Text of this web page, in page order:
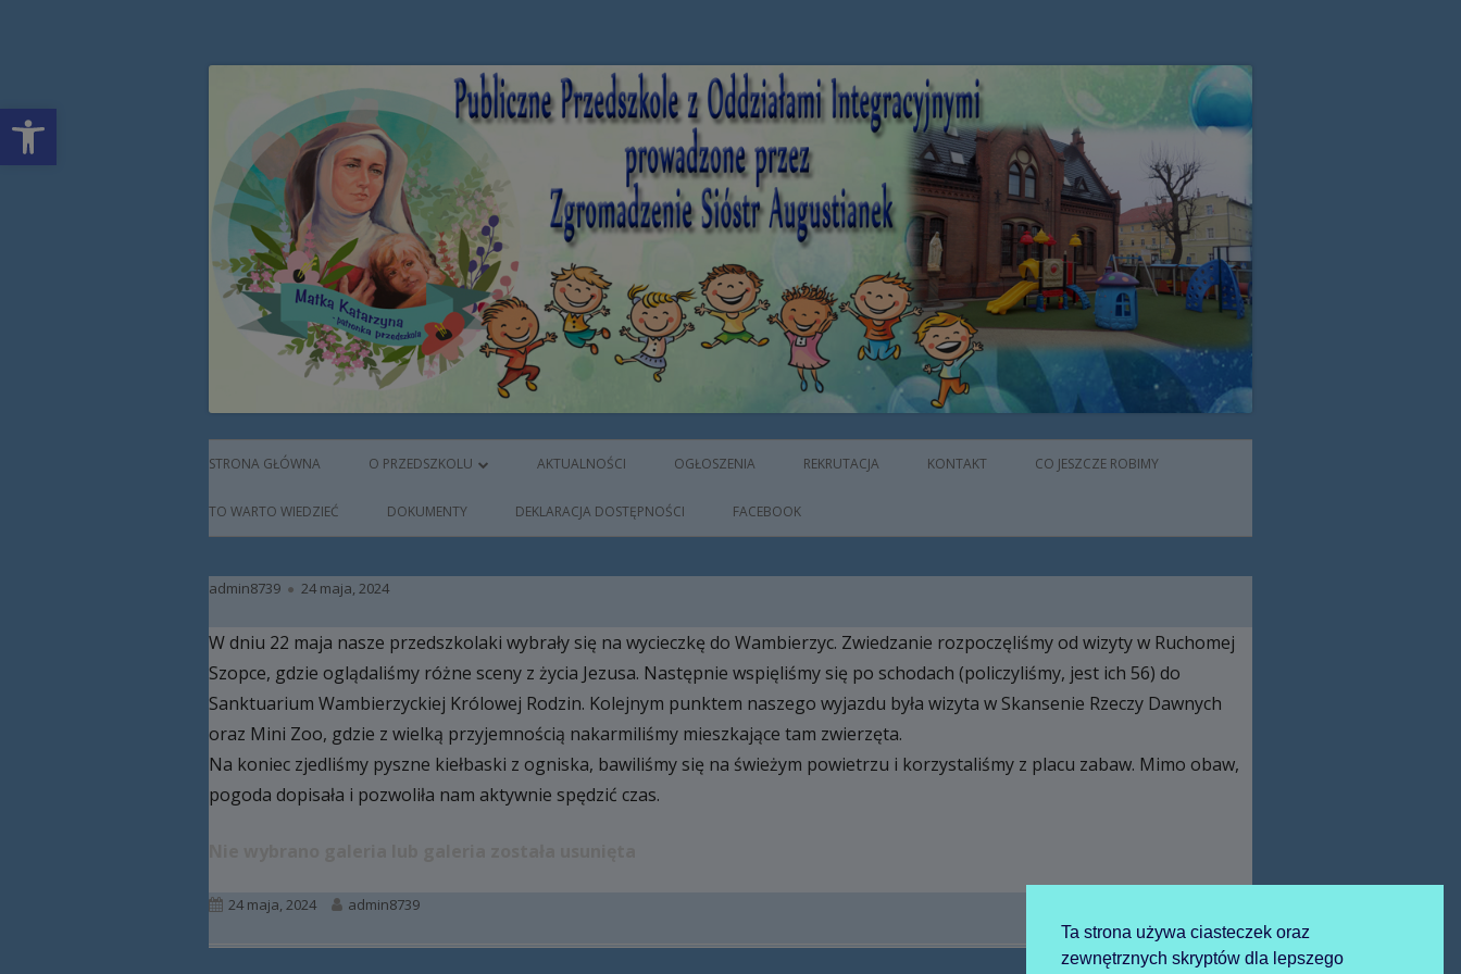
Open toolbar
Publiczne Przedszkole z Oddziałami Integracyjnymi prowadzone przez Zgromadzenie Sióstr
Augustianek
Menu
główne
STRONA GŁÓWNA O PRZEDSZKOLU
HISTORIA
RAMOWY PLAN DNIA
ZAJĘCIA
RODO
AKTUALNOŚCI OGŁOSZENIA REKRUTACJA KONTAKT CO JESZCZE ROBIMY
TO WARTO WIEDZIEĆ DOKUMENTY DEKLARACJA DOSTĘPNOŚCI FACEBOOK
Autor
admin8739 Opublikowano
24 maja, 2024
W dniu 22 maja nasze przedszkolaki wybrały się na wycieczkę do Wambierzyc. Zwiedzanie rozpoczęliśmy od wizyty w Ruchomej
Szopce, gdzie oglądaliśmy różne sceny z życia Jezusa. Następnie wspięliśmy się po schodach (policzyliśmy, jest ich 56) do
Sanktuarium Wambierzyckiej Królowej Rodzin. Kolejnym punktem naszego wyjazdu była wizyta w Skansenie Rzeczy Dawnych
oraz Mini Zoo, gdzie z wielką przyjemnością nakarmiliśmy mieszkające tam zwierzęta.
Na koniec zjedliśmy pyszne kiełbaski z ogniska, bawiliśmy się na świeżym powietrzu i korzystaliśmy z placu zabaw. Mimo obaw,
pogoda dopisała i pozwoliła nam aktywnie spędzić czas.
Opublikowano
24 maja, 2024 Autor
admin8739
Ta strona używa ciasteczek oraz
zewnętrznych skryptów dla lepszego